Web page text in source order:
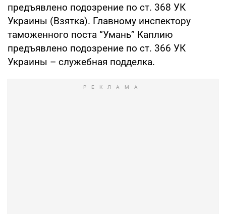
предъявлено подозрение по ст. 368 УК
Украины (Взятка). Главному инспектору
таможенного поста “Умань” Каплию
предъявлено подозрение по ст. 366 УК
Украины – служебная подделка.